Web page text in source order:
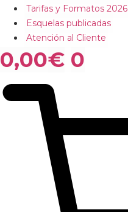
Tarifas y Formatos 2026
Esquelas publicadas
Atención al Cliente
0,00€ 0